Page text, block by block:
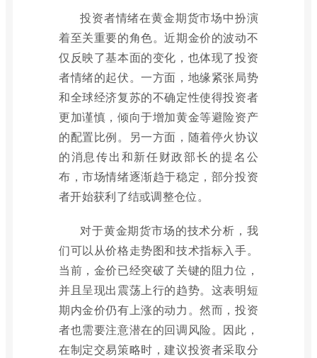
投资者情绪在黄金期货市场中扮演
着至关重要的角色。近期金价的波动不
仅反映了基本面的变化，也体现了投资
者情绪的起伏。一方面，地缘紧张局势
和全球经济复苏的不确定性使得投资者
更加谨慎，倾向于增加黄金等避险资产
的配置比例。另一方面，随着停火协议
的消息传出和新任财政部长的提名公
布，市场情绪逐渐趋于稳定，部分投资
者开始获利了结或调整仓位。
对于黄金期货市场的技术分析，我
们可以从价格走势图和技术指标入手。
当前，金价已经突破了关键的阻力位，
并且呈现出震荡上行的趋势。这表明短
期内金价仍有上涨的动力。然而，投资
者也需要注意潜在的回调风险。因此，
在制定交易策略时，建议投资者采取分